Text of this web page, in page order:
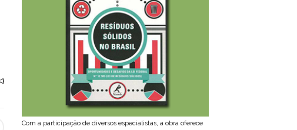
Com a participação de diversos especialistas, a obra oferece